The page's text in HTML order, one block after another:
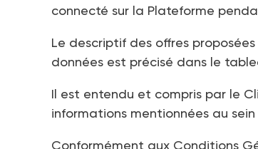
connecté sur la Plateforme
Le descriptif des offres
données est précisé dans le
Il est entendu et compris par le
informations mentionnées au
Conformément aux Conditions